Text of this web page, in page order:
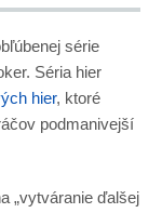
série
Séria hier
hier, ktoré
podmanivejší
„vytváranie ďalšej